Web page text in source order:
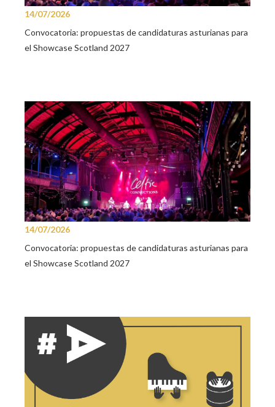
14/07/2026
Convocatoria: propuestas de candidaturas asturianas para
el Showcase Scotland 2027
14/07/2026
Convocatoria: propuestas de candidaturas asturianas para
el Showcase Scotland 2027